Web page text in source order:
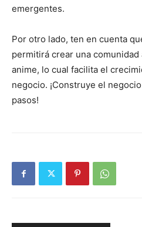
emergentes.
Por otro lado, ten en cuenta
permitirá crear una comunidad
anime, lo cual facilita el
negocio. ¡Construye el
pasos!